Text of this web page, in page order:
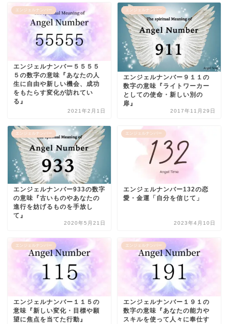
エンジェルナンバー
エンジェルナンバー５５５５
５の数字の意味『あなたの人
生に自由や新しい機会、成功
をもたらす変化が訪れてい
る』
2021年2月1日
エンジェルナンバー
エンジェルナンバー９１１の
数字の意味『ライトワーカー
としての使命・新しい別の
扉』
2017年11月29日
エンジェルナンバー
エンジェルナンバー933の数字
の意味『古いものやあなたの
進行を妨げるものを手放し
て』
2020年5月21日
エンジェルナンバー
エンジェルナンバー132の恋
愛・金運「自分を信じて」
2023年4月10日
エンジェルナンバー
エンジェルナンバー１１５の
意味『新しい変化・目標や願
望に焦点を当てた行動』
エンジェルナンバー
エンジェルナンバー１９１の
数字の意味『あなたの能力や
スキルを使って人々に奉仕す